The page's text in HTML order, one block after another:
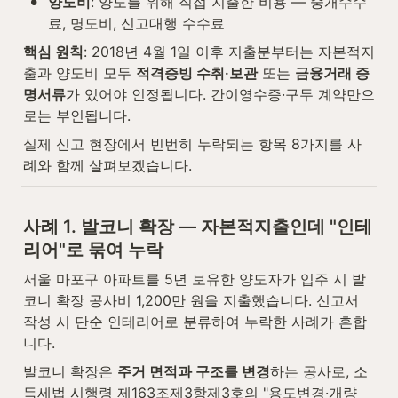
료, 명도비, 신고대행 수수료
핵심 원칙: 2018년 4월 1일 이후 지출분부터는 자본적지
출과 양도비 모두 적격증빙 수취·보관 또는 금융거래 증
명서류가 있어야 인정됩니다. 간이영수증·구두 계약만으
로는 부인됩니다.
실제 신고 현장에서 빈번히 누락되는 항목 8가지를 사
례와 함께 살펴보겠습니다.
사례 1. 발코니 확장 — 자본적지출인데 "인테
리어"로 묶여 누락
서울 마포구 아파트를 5년 보유한 양도자가 입주 시 발
코니 확장 공사비 1,200만 원을 지출했습니다. 신고서
작성 시 단순 인테리어로 분류하여 누락한 사례가 흔합
니다.
발코니 확장은 주거 면적과 구조를 변경하는 공사로, 소
득세법 시행령 제163조제3항제3호의 "용도변경·개량